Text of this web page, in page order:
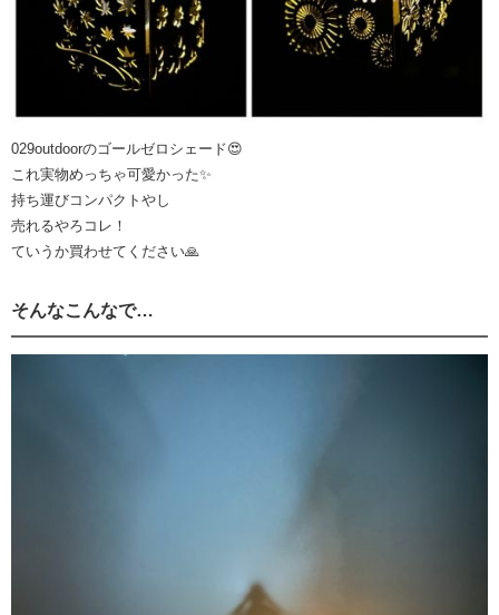
029outdoorのゴールゼロシェード😍
これ実物めっちゃ可愛かった✨
持ち運びコンパクトやし
売れるやろコレ！
ていうか買わせてください🙏
そんなこんなで…